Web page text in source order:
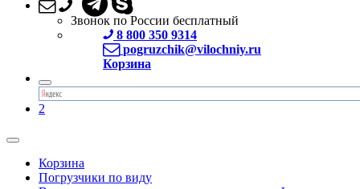
Звонок по России бесплатный
8 800 350 9314
pogruzchik@vilochniy.ru
Корзина
2
Корзина
Погрузчики по виду